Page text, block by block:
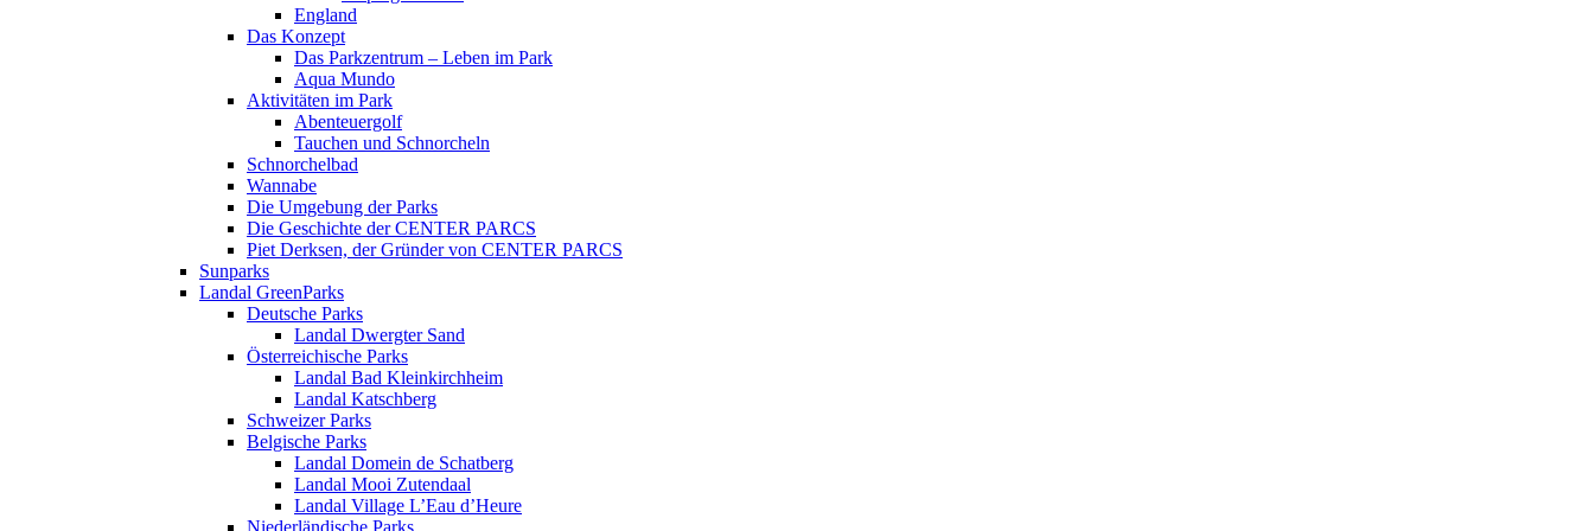
England
Das Konzept
Das Parkzentrum – Leben im Park
Aqua Mundo
Aktivitäten im Park
Abenteuergolf
Tauchen und Schnorcheln
Schnorchelbad
Wannabe
Die Umgebung der Parks
Die Geschichte der CENTER PARCS
Piet Derksen, der Gründer von CENTER PARCS
Sunparks
Landal GreenParks
Deutsche Parks
Landal Dwergter Sand
Österreichische Parks
Landal Bad Kleinkirchheim
Landal Katschberg
Schweizer Parks
Belgische Parks
Landal Domein de Schatberg
Landal Mooi Zutendaal
Landal Village L’Eau d’Heure
Niederländische Parks